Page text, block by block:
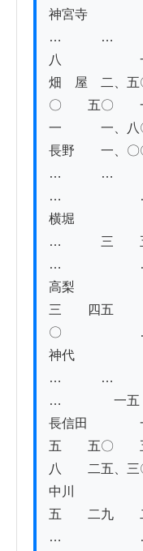
神宮寺　　　
…　　　…　　
八　　　　　
畑　屋　二、
〇　　五〇
一　　　一、八
長野　　一、
…　　　…
…　　　　　
横堀　
…　　　三
…　　　　　
高梨　　　　
三　　四五　
〇　　　　　
神代　
…　　　…
…　　　　一五
長信田　　　
五　　五〇　
八　　二五、三
中川　　　　
五　　二
…　　　　　